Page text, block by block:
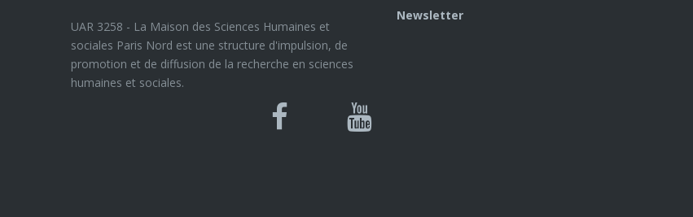
UAR 3258 - La Maison des Sciences Humaines et
sociales Paris Nord est une structure d'impulsion, de
promotion et de diffusion de la recherche en sciences
humaines et sociales.
Bluesky
Canal
Newsletter